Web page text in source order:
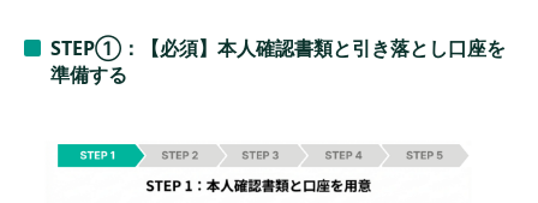
注意点3：年収やアルバイト先など嘘の申告をし
ない
れない
注意点5：審査に不安なら信用情報を確認する
STEP①：【必須】本人確認書類と引き落とし口座を
準備する